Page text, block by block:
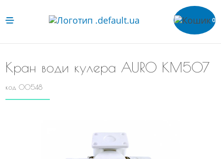
0
Кран води кулера AURO КМ507
код 00548